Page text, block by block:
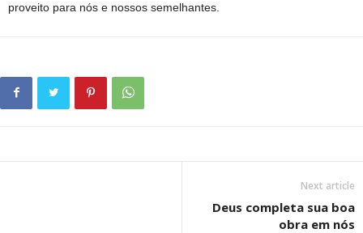
proveito para nós e nossos semelhantes.
Next article
Deus completa sua boa
obra em nós